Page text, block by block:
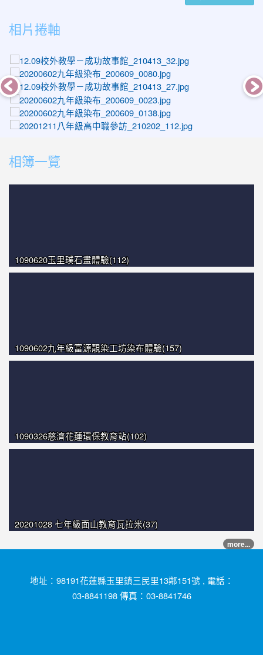
相片捲軸
photo-1105
photo-1048
相簿一覽
1090620玉里璞石畫體驗(112)
1090602九年級富源靚染工坊染布體驗(157)
1090326慈濟花蓮環保教育站(102)
20201028 七年級面山教育瓦拉米(37)
more...
地址：98191花蓮縣玉里鎮三民里13鄰151號 , 電話：
03-8841198 傳真：03-8841746